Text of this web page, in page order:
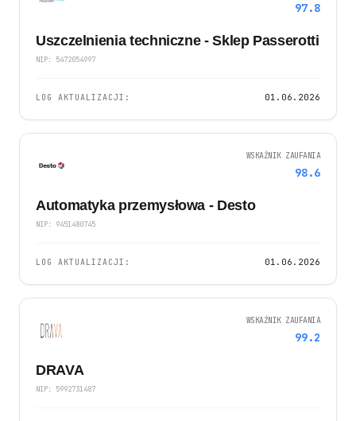
97.8
Uszczelnienia techniczne - Sklep Passerotti
NIP: 5472054997
LOG AKTUALIZACJI: 01.06.2026
WSKAŹNIK ZAUFANIA
98.6
Automatyka przemysłowa - Desto
NIP: 9451480745
LOG AKTUALIZACJI: 01.06.2026
WSKAŹNIK ZAUFANIA
99.2
DRAVA
NIP: 5992731487